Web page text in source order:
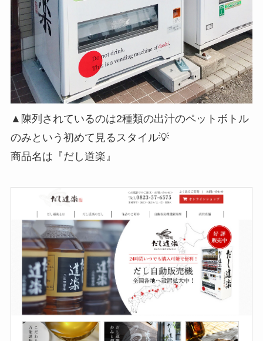
▲陳列されているのは2種類の出汁のペットボトル
のみという初めて見るスタイル💡
商品名は『だし道楽』